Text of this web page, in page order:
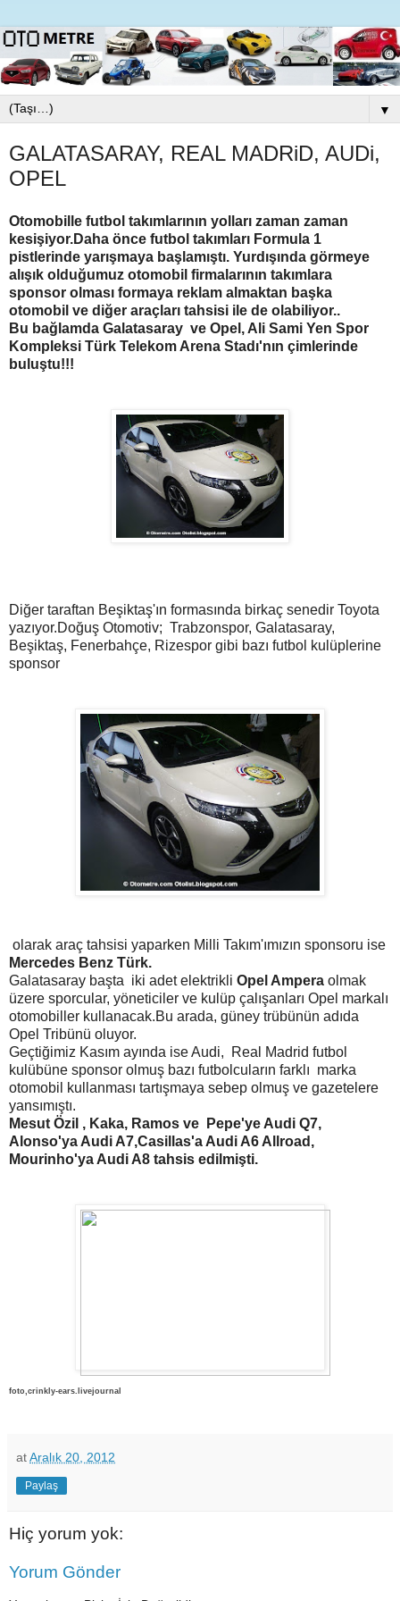
▼
GALATASARAY, REAL MADRiD, AUDi,
OPEL
Otomobille futbol takımlarının yolları zaman zaman
kesişiyor.Daha önce futbol takımları Formula 1
pistlerinde yarışmaya başlamıştı. Yurdışında görmeye
alışık olduğumuz otomobil firmalarının takımlara
sponsor olması formaya reklam almaktan başka
otomobil ve diğer araçları tahsisi ile de olabiliyor..
Bu bağlamda Galatasaray ve Opel, Ali Sami Yen Spor
Kompleksi Türk Telekom Arena Stadı'nın çimlerinde
buluştu!!!
Diğer taraftan Beşiktaş'ın formasında birkaç senedir Toyota
yazıyor.Doğuş Otomotiv; Trabzonspor, Galatasaray,
Beşiktaş, Fenerbahçe, Rizespor gibi bazı futbol kulüplerine
sponsor
olarak araç tahsisi yaparken Milli Takım'ımızın sponsoru ise
Mercedes Benz Türk.
Galatasaray başta iki adet elektrikli Opel Ampera olmak
üzere sporcular, yöneticiler ve kulüp çalışanları Opel markalı
otomobiller kullanacak.Bu arada, güney trübünün adıda
Opel Tribünü oluyor.
Geçtiğimiz Kasım ayında ise Audi, Real Madrid futbol
kulübüne sponsor olmuş bazı futbolcuların farklı marka
otomobil kullanması tartışmaya sebep olmuş ve gazetelere
yansımıştı.
Mesut Özil , Kaka, Ramos ve Pepe'ye Audi Q7,
Alonso'ya Audi A7,Casillas'a Audi A6 Allroad,
Mourinho'ya Audi A8 tahsis edilmişti.
foto,crinkly-ears.livejournal
atAralık 20, 2012
Paylaş
Hiç yorum yok:
Yorum Gönder